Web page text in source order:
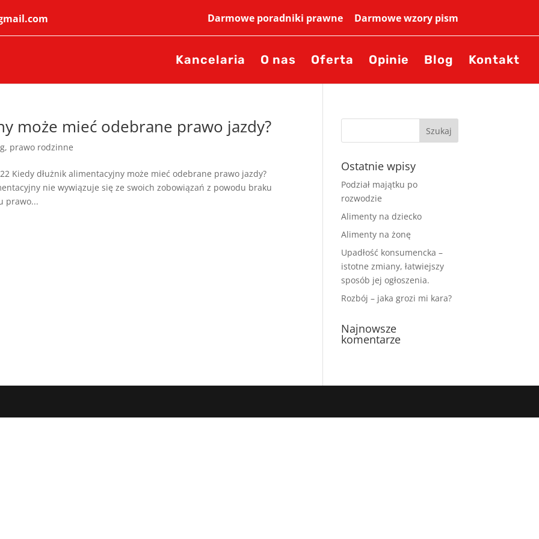
Darmowe poradniki prawne Darmowe wzory pism
Kancelaria O nas Oferta Opinie Blog Kontakt
może mieć odebrane prawo jazdy?
, prawo rodzinne
Kiedy dłużnik alimentacyjny może mieć odebrane prawo jazdy?
nie wywiązuje się ze swoich zobowiązań z powodu braku
prawo...
Ostatnie wpisy
Podział majątku po
rozwodzie
Alimenty na dziecko
Alimenty na żonę
Upadłość konsumencka –
istotne zmiany, łatwiejszy
sposób jej ogłoszenia.
Rozbój – jaka grozi mi kara?
Najnowsze
komentarze